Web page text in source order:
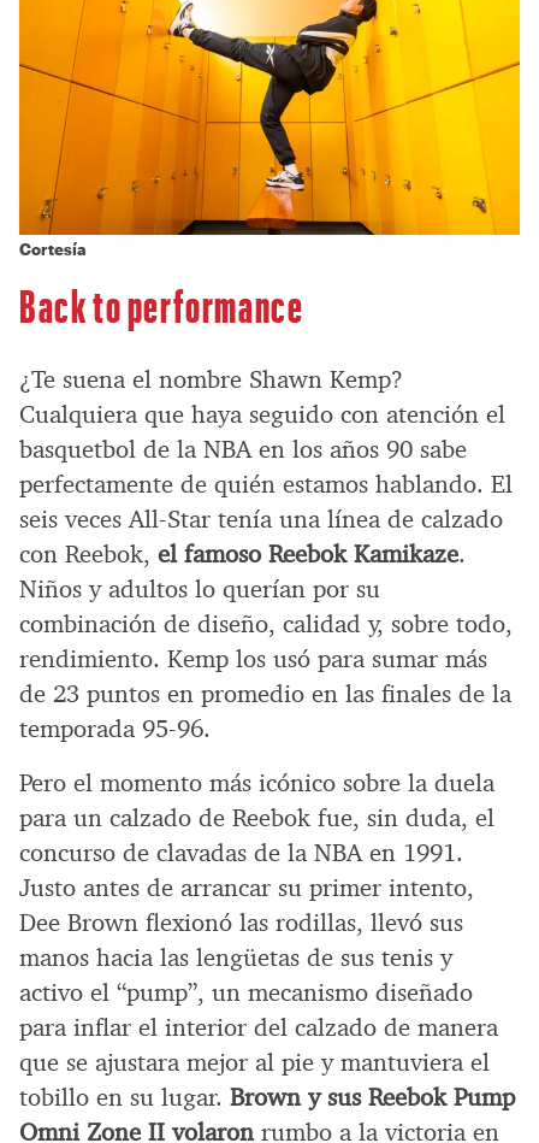
Cortesía
Back to performance
¿Te suena el nombre Shawn Kemp?
Cualquiera que haya seguido con atención el
basquetbol de la NBA en los años 90 sabe
perfectamente de quién estamos hablando. El
seis veces All-Star tenía una línea de calzado
con Reebok, el famoso Reebok Kamikaze.
Niños y adultos lo querían por su
combinación de diseño, calidad y, sobre todo,
rendimiento. Kemp los usó para sumar más
de 23 puntos en promedio en las finales de la
temporada 95-96.
Pero el momento más icónico sobre la duela
para un calzado de Reebok fue, sin duda, el
concurso de clavadas de la NBA en 1991.
Justo antes de arrancar su primer intento,
Dee Brown flexionó las rodillas, llevó sus
manos hacia las lengüetas de sus tenis y
activo el “pump”, un mecanismo diseñado
para inflar el interior del calzado de manera
que se ajustara mejor al pie y mantuviera el
tobillo en su lugar. Brown y sus Reebok Pump
Omni Zone II volaronrumbo a la victoria en